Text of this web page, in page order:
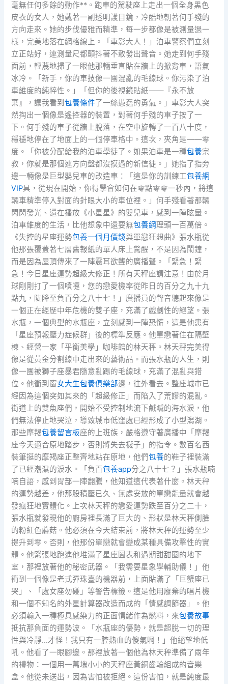
毫無任何多餘的動作**。跑車的駕駛座上走出一個全身黑色
皮衣的女人，她戴著一副透明護目鏡，冷酷地朝著何手殘的
方向走來。她的步伐優雅而精準，每一步都像是被測量過一
樣，完美地落在網格線上。「車影大人！」泊車警察們立刻
立正站好，連測量尺都顫抖著不敢發出聲音。她走到何手殘
面前，輕蔑地掃了一眼他那輛垂直貼在牆上的掀背車，語氣
冰冷。「新手，你的車技像一團混亂的毛線球。你污染了泊
車維度的純粹性。」「但你的後視鏡貼紙——『永不放
棄』，讓我看到包養條件了一絲愚蠢的勇氣。」車影大人突
然掏出一個像是遙控器的裝置，對著何手殘的車子按了一
下。何手殘的車子從牆上脫落，在空中旋轉了一百八十度，
穩穩地停在了地面上的一個停車格中。這次，夾角是——零
度。「你被分配給我的泊車學徒了。如果泊車是一種包養宗
教，你就是那個連方向盤都沒摸過的新信徒。」她指了指旁
邊一輛像是巨型嬰兒車的改造車：「這是你的訓練工包養網
VIP具，從現在開始，你得學會如何在零點零零一秒內，將這
輛車精準停入對面的針眼大小的車位裡。」何手殘看著那輛
閃閃發光、還在播放《小星星》的嬰兒車，感到一陣眩暈。
泊車維度的生活，比他想象中還要無包養網理頭一百萬倍。
《失控的星座運勢包養一個月價錢與單戀狂想曲》張水瓶從
他那張覆蓋著七層舊報紙的單人床上驚醒，不是因為鬧鐘，
而是因為屋頂傳來了一陣震耳欲聾的廣播聲。「緊急！緊
急！今日星座運勢超級大修正！所有天秤座請注意！由於月
球剛剛打了一個噴嚏，您的戀愛機率從昨日的百分之九十九
點九，陡降至負百分之八十七！」廣播員的聲音聽起來像是
一個正在經歷中年危機的雙子座，充滿了戲劇性的絕望。張
水瓶，一個典型的水瓶座，立刻感到一陣恐慌，這是他患有
「星座預報壓力症候群」後的標準反應。他單戀著住在隔壁
棟、經營一家「平衡美學」咖啡館的林天秤。林天秤完美得
像是從黃金分割線中走出來的藝術品。而張水瓶的人生，則
像一團被獅子座暴君隨意亂踢的毛線球，充滿了混亂與錯
位。他衝到窗女大生包養俱樂部邊，往外看去。整座城市已
經因為這個突如其來的「超級修正」而陷入了荒謬的混亂。
街道上的雙魚座們，開始不受控制地流下鹹鹹的海水淚，他
們無法停止地哭泣，導致城市低窪處已經形成了小型潟湖。
那些摩羯包養留言板座的上班族，嚴格遵守著廣播中「摩羯
座今天適合原地踏步，否則將失去襪子」的指令。數百名西
裝筆挺的摩羯座正整齊地站在原地，他們包養的鞋子裡裝滿
了已經潮濕的淚水。「負百包養app分之八十七？」張水瓶喃
喃自語，感到胃部一陣翻騰，他知道這代表著什麼。林天秤
的運勢越差，他那股積壓已久、無處安放的單戀能量就會越
發瘋狂地實體化。上次林天秤的戀愛運勢跌至百分之二十，
張水瓶就發現他的廚房裡長滿了巨大的、形狀是林天秤側臉
的粉紅色蘑菇。他必須在今天結束前，將林天秤的運勢至少
提升到零。否則，他那份單戀就會變成某種具備攻擊性的實
體。他緊張地跑進他堆滿了星座圖表和過期甜甜圈的地下
室，那裡放著他的秘密武器。「我需要星象學輔助儀！」他
衝到一個像是老式彈珠臺的機器前，上面貼滿了「巨蟹座已
哭」、「處女座勿碰」等警告標籤。這是他用廢棄的唱片機
和一個不知名的外星計算器改造而成的「情感調節器」。他
必須輸入一種極具感染力的正面情緒作為燃料，來包養故事
抵抗那負面的運勢波。「水瓶座的優勢，就是超脫一切的理
性與冷靜…才怪！我只有一腔熱血的傻氣啊！」他絕望地低
吼。他看了一眼腳邊。那裡放著一個他為林天秤準備了兩年
的禮物：一個用一萬塊小小的天秤座黃銅齒輪組成的音樂
盒。他從未送出，因為害怕被拒絕。這份害怕，就是純度最